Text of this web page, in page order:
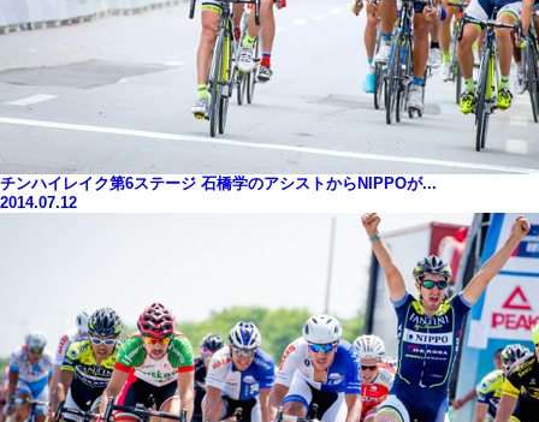
チンハイレイク第6ステージ 石橋学のアシストからNIPPOが...
2014.07.12